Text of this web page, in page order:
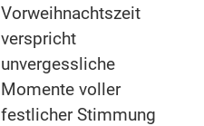
Vorweihnachtszeit
verspricht
unvergessliche
Momente voller
festlicher Stimmung